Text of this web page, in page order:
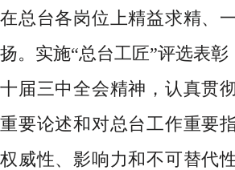
在总台各岗位上精益求精、
扬。实施“总台工匠”评选表
十届三中全会精神，认真贯
重要论述和对总台工作重要
权威性、影响力和不可替代